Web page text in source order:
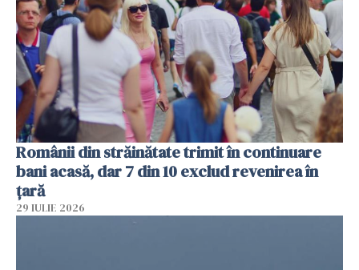
Românii din străinătate trimit în continuare
bani acasă, dar 7 din 10 exclud revenirea în
țară
29 IULIE 2026